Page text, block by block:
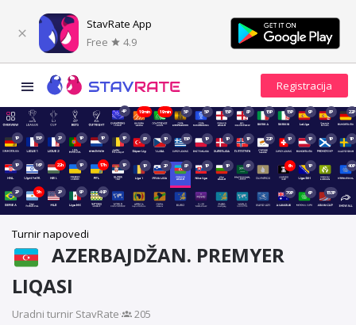
StavRate App
Free
4.9
4P 19min 19min 5P 5P 15P 8P 15P 15P 9P 8P 22P
1P 15P 2P 1P 1P 1P 8P 1P 15P 1P 1P 1P 22P 1P 1P 1P 1P
1P 16P 22h 1P 17h 1P 1P 2P 8P 1P 1P 6P 6h 1P 40P
2P 5h 2P 9P 49P 70P 6P 153P
Turnir napovedi
AZERBAJDŽAN. PREMYER
LIQASI
Uradni turnir StavRate·
205